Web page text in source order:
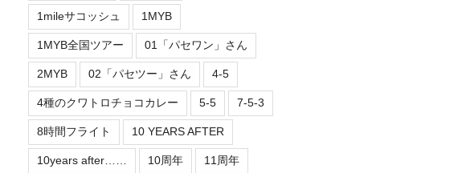
1mileサコッシュ 1MYB
1MYB全国ツアー 01「パセワン」さん
2MYB 02「パセツー」さん 4-5
4種のクワトロチョコカレー 5-5 7-5-3
8時間フライト 10 YEARS AFTER
10years after…… 10周年 11周年